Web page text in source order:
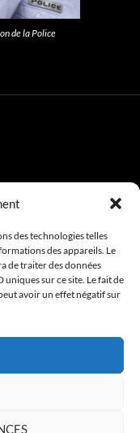
des technologies telles
des appareils. Le
de traiter des données
sur ce site. Le fait de
avoir un effet négatif sur
de la Police
1